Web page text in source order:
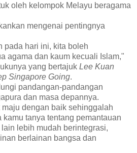
oleh kelompok Melayu beragama
mengenai pentingnya
pada hari ini, kita boleh
agama dan kaum kecuali Islam,"
yang bertajuk Lee Kuan
Singapore Going.
pandangan-pandangan
dan masa depannya.
dengan baik sehinggalah
tanya tentang pemantauan
lebih mudah berintegrasi,
berlainan bangsa dan